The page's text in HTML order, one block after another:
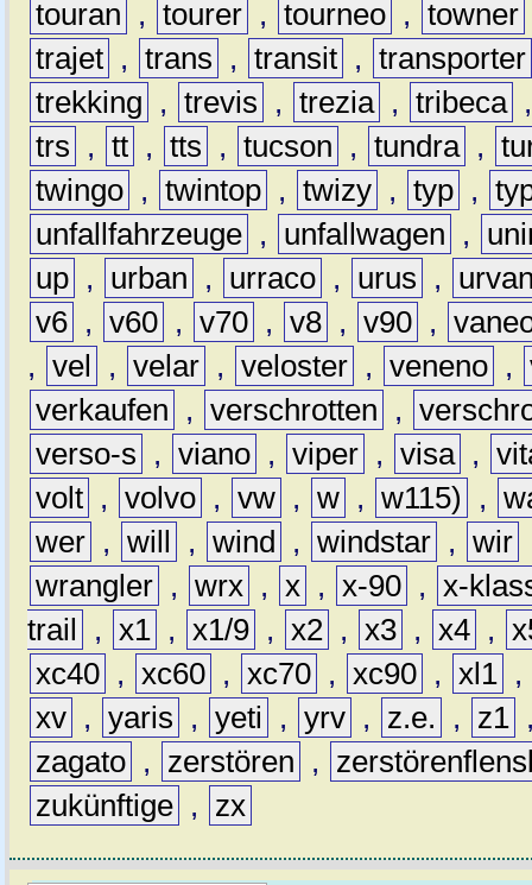
touran , tourer , tourneo , towner
trajet , trans , transit , transporter
trekking
, trevis , trezia , tribeca
trs
, tt , tts , tucson , tundra ,
twingo , twintop , twizy , typ ,
unfallfahrzeuge , unfallwagen ,
up , urban , urraco , urus ,
v6 , v60 , v70 , v8 , v90 ,
, vel , velar , veloster , veneno ,
verkaufen
, verschrotten ,
verso-s
, viano , viper , visa ,
volt , volvo , vw , w , w115) ,
wer , will , wind , windstar , wir
wrangler , wrx , x , x-90 , x-
trail
, x1 , x1/9 , x2 , x3 , x4 ,
xc40 , xc60 , xc70 , xc90 , xl1 ,
xv , yaris , yeti , yrv , z.e. , z1
zagato , zerstören ,
zukünftige , zx